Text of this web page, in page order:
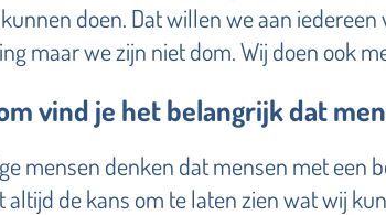
doen. Dat willen we aan iedereen
maar we zijn niet dom. Wij doen ook
vind je het belangrijk dat
mensen denken dat mensen met een
altijd de kans om te laten zien wat wij